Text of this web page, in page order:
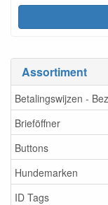
Assortiment
Betalingswijzen -
Brieföffner
Buttons
Hundemarken
ID Tags